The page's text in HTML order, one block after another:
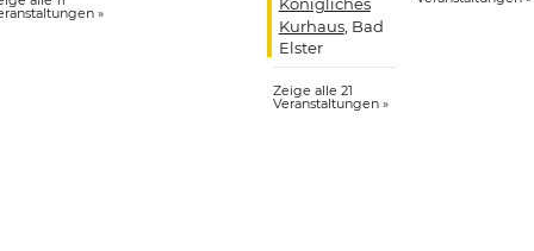
»
Königliches
Kurhaus, Bad
Elster
Zeige alle 21
Veranstaltungen »